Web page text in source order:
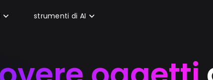
strumenti di AI